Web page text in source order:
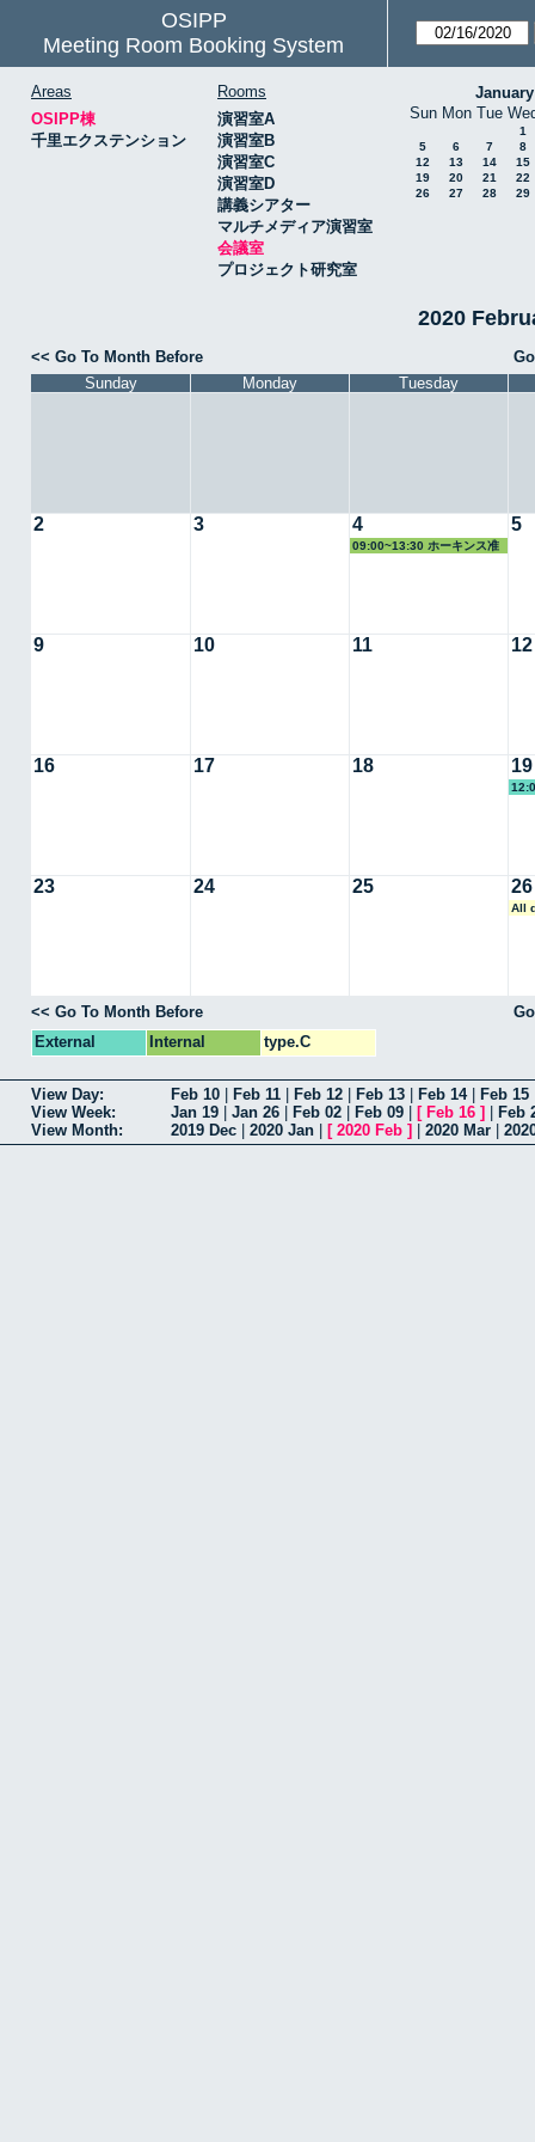
OSIPP
Meeting Room Booking System
Areas
OSIPP棟
千里エクステンション
Rooms
演習室A
演習室B
演習室C
演習室D
講義シアター
マルチメディア演習室
会議室
プロジェクト研究室
Sun Mon Tue
1
5
6 7
8
12
13 14
15
19
20 21
22
26
27 28 29
2020
<< Go To Month Before
Sunday
Monday Tuesday
2 3 4
09:00~13:30 ホーキンス准
5
9 10 11 12
16 17 18 19
23 24 25 26
All
<< Go To Month Before
External
Internal type.C
View Day: Feb 10 Feb 11 Feb 12 Feb 13 Feb 14| Feb 15
View Week:
Jan 19 Jan 26 Feb 02 Feb 09 [ Feb 16 ]
Feb
View Month:
2019 Dec 2020 Jan [ 2020 Feb ] 2020 Mar